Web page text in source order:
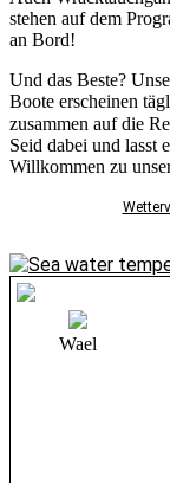
stehen auf dem
an Bord!
Und das Beste?
Boote erscheinen
zusammen auf die
Seid dabei und lasst
Willkommen zu
Wael